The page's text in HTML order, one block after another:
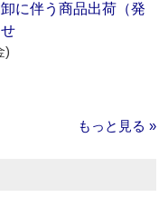
に伴う商品出荷（発
)
もっと見る »